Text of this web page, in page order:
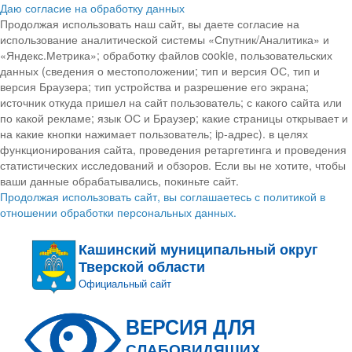
Даю согласие на обработку данных
Продолжая использовать наш сайт, вы даете согласие на
использование аналитической системы «Спутник/Аналитика» и
«Яндекс.Метрика»; обработку файлов cookie, пользовательских
данных (сведения о местоположении; тип и версия ОС, тип и
версия Браузера; тип устройства и разрешение его экрана;
источник откуда пришел на сайт пользователь; с какого сайта или
по какой рекламе; язык ОС и Браузер; какие страницы открывает и
на какие кнопки нажимает пользователь; ip-адрес). в целях
функционирования сайта, проведения ретаргетинга и проведения
статистических исследований и обзоров. Если вы не хотите, чтобы
ваши данные обрабатывались, покиньте сайт.
Продолжая использовать сайт, вы соглашаетесь с политикой в
отношении обработки персональных данных.